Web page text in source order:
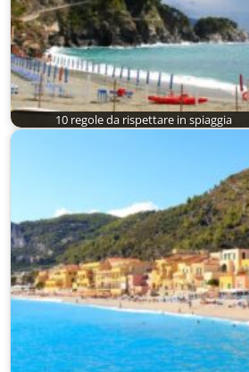
10 regole da rispettare in spiaggia